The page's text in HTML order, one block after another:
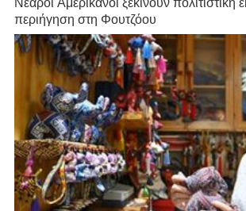
περιήγηση στη Φουτζόου